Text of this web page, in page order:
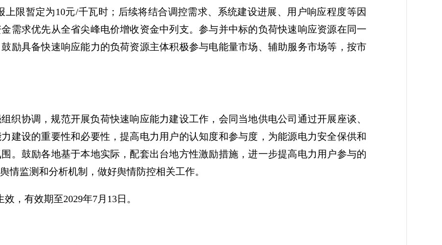
上限暂定为10元/千瓦时；后续将结合调控需求、系统建设进展、用户响应程度等因
需求优先从全省尖峰电价增收资金中列支。参与并中标的负荷快速响应资源在同一
励具备快速响应能力的负荷资源主体积极参与电能量市场、辅助服务市场等，按市
织协调，规范开展负荷快速响应能力建设工作，会同当地供电公司通过开展座谈、
建设的重要性和必要性，提高电力用户的认知度和参与度，为能源电力安全保供和
。鼓励各地基于本地实际，配套出台地方性激励措施，进一步提高电力用户参与的
情监测和分析机制，做好舆情防控相关工作。
，有效期至2029年7月13日。